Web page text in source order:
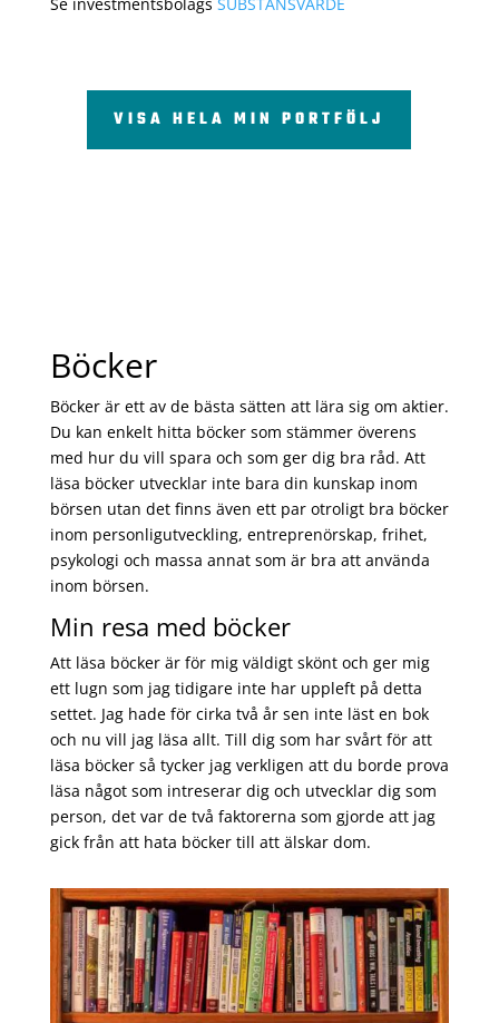
Se investmentsbolags SUBSTANSVÄRDE
VISA HELA MIN PORTFÖLJ
Böcker
Böcker är ett av de bästa sätten att lära sig om aktier.
Du kan enkelt hitta böcker som stämmer överens
med hur du vill spara och som ger dig bra råd. Att
läsa böcker utvecklar inte bara din kunskap inom
börsen utan det finns även ett par otroligt bra böcker
inom personligutveckling, entreprenörskap, frihet,
psykologi och massa annat som är bra att använda
inom börsen.
Min resa med böcker
Att läsa böcker är för mig väldigt skönt och ger mig
ett lugn som jag tidigare inte har uppleft på detta
settet. Jag hade för cirka två år sen inte läst en bok
och nu vill jag läsa allt. Till dig som har svårt för att
läsa böcker så tycker jag verkligen att du borde prova
läsa något som intreserar dig och utvecklar dig som
person, det var de två faktorerna som gjorde att jag
gick från att hata böcker till att älskar dom.